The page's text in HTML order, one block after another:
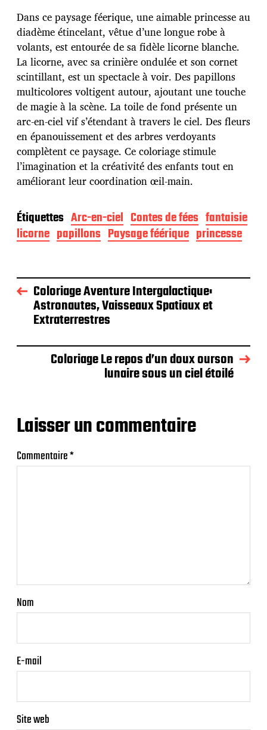
e
d
e
p
u
b
l
i
c
a
t
i
o
n
Dans ce paysage féerique, une aimable princesse au
diadème étincelant, vêtue d’une longue robe à
volants, est entourée de sa fidèle licorne blanche.
La licorne, avec sa crinière ondulée et son cornet
scintillant, est un spectacle à voir. Des papillons
multicolores voltigent autour, ajoutant une touche
de magie à la scène. La toile de fond présente un
arc-en-ciel vif s’étendant à travers le ciel. Des fleurs
en épanouissement et des arbres verdoyants
complètent ce paysage. Ce coloriage stimule
l’imagination et la créativité des enfants tout en
améliorant leur coordination œil-main.
Étiquettes Arc-en-ciel Contes de fées fantaisie
licorne papillons Paysage féérique princesse
Coloriage Aventure Intergalactique:
Astronautes, Vaisseaux Spatiaux et
Extraterrestres
Coloriage Le repos d’un doux ourson
lunaire sous un ciel étoilé
Laisser un commentaire
Commentaire*
Nom
E-mail
Site web